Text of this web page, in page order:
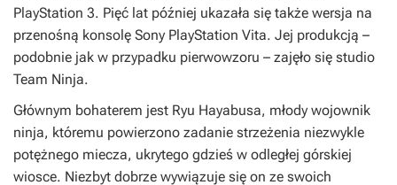
PlayStation 3. Pięć lat później ukazała się także wersja na
przenośną konsolę Sony PlayStation Vita. Jej produkcją –
podobnie jak w przypadku pierwowzoru – zajęło się studio
Team Ninja.
Głównym bohaterem jest Ryu Hayabusa, młody wojownik
ninja, któremu powierzono zadanie strzeżenia niezwykle
potężnego miecza, ukrytego gdzieś w odległej górskiej
wiosce. Niezbyt dobrze wywiązuje się on ze swoich